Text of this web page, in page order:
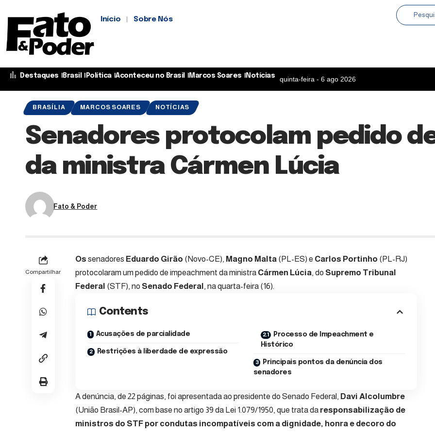
Início Sobre Nós
Destaques Brasil Política Aconteceu no Brasil Marcos Soares Notícias quinta-feira - 6 ago 2026
BRASÍLIA MARCOS SOARES NOTÍCIAS
Senadores protocolam pedido
da ministra Cármen Lúcia
Fato & Poder
Compartilhar
Os senadores Eduardo Girão (Novo-CE), Magno Malta (PL-ES) e Carlos Portinho (PL-RJ)
protocolaram um pedido de impeachment da ministra Cármen Lúcia, do Supremo Tribunal
Federal (STF), no Senado Federal , na quarta-feira (16).
Contents
Acusações de parcialidade
Restrições à liberdade de expressão
Processo de Impeachment e
Histórico
Principais pontos da denúncia dos
senadores
A denúncia, de 22 páginas, foi apresentada ao presidente do Senado Federal, Davi Alcolumbre
(União Brasil-AP), com base no artigo 39 da Lei 1.079/1950, que trata da responsabilização de
ministros do STF por condutas incompatíveis com a dignidade, honra e decoro do